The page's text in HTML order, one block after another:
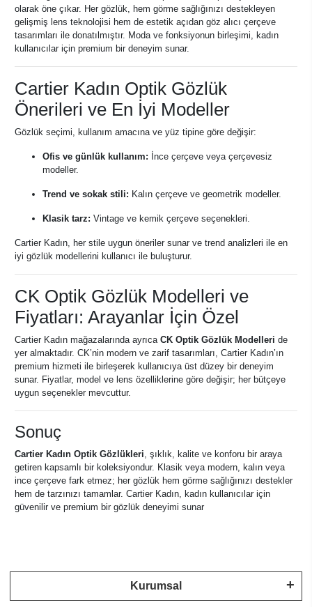
olarak öne çıkar. Her gözlük, hem görme sağlığınızı destekleyen
gelişmiş lens teknolojisi hem de estetik açıdan göz alıcı çerçeve
tasarımları ile donatılmıştır. Moda ve fonksiyonun birleşimi, kadın
kullanıcılar için premium bir deneyim sunar.
Cartier Kadın Optik Gözlük
Önerileri ve En İyi Modeller
Gözlük seçimi, kullanım amacına ve yüz tipine göre değişir:
Ofis ve günlük kullanım: İnce çerçeve veya çerçevesiz
modeller.
Trend ve sokak stili: Kalın çerçeve ve geometrik modeller.
Klasik tarz: Vintage ve kemik çerçeve seçenekleri.
Cartier Kadın, her stile uygun öneriler sunar ve trend analizleri ile en
iyi gözlük modellerini kullanıcı ile buluşturur.
CK Optik Gözlük Modelleri ve
Fiyatları: Arayanlar İçin Özel
Cartier Kadın mağazalarında ayrıca CK Optik Gözlük Modelleri de
yer almaktadır. CK’nin modern ve zarif tasarımları, Cartier Kadın’ın
premium hizmeti ile birleşerek kullanıcıya üst düzey bir deneyim
sunar. Fiyatlar, model ve lens özelliklerine göre değişir; her bütçeye
uygun seçenekler mevcuttur.
Sonuç
Cartier Kadın Optik Gözlükleri, şıklık, kalite ve konforu bir araya
getiren kapsamlı bir koleksiyondur. Klasik veya modern, kalın veya
ince çerçeve fark etmez; her gözlük hem görme sağlığınızı destekler
hem de tarzınızı tamamlar. Cartier Kadın, kadın kullanıcılar için
güvenilir ve premium bir gözlük deneyimi sunar
Kurumsal